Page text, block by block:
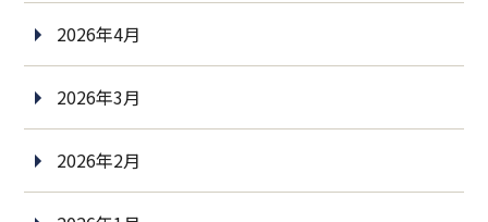
2026年4月
2026年3月
2026年2月